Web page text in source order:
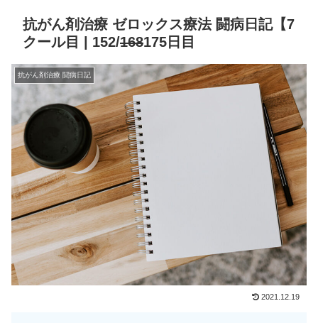
抗がん剤治療 ゼロックス療法 闘病日記【7
クール目 | 152/168175日目
抗がん剤治療 闘病日記
2021.12.19